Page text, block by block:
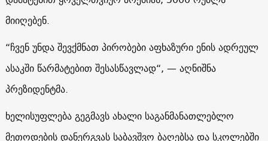
მიიღებენ.
“ჩვენ უნდა შევქმნათ პირობები აფხაზური ენის ადრეულ
ასაკში წარმატებით შესასწავლად“, — აღნიშნა
პრეზიდენტმა.
ხელისუფლება გეგმავს ახალი საგანმანათლებლო
მეთოდების დანერგვას საბავშვო ბაღებსა და სკოლებში